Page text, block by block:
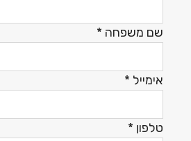
שם משפחה *
אימייל *
טלפון *